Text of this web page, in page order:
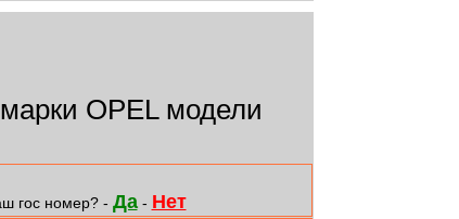
OPEL модели
гос номер? - Да- Нет